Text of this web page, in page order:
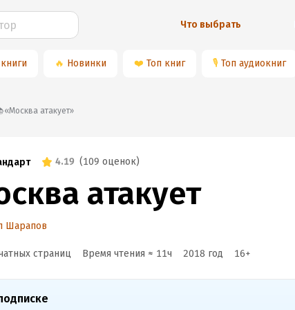
Что выбрать
🔥 Новинки ❤️ Топ книг 🎙 Топ аудиокниг
📚«Москва атакует»
4.19 (109 оценок)
атакует
Шарапов
страниц Время чтения ≈ 11ч 2018 год 16+